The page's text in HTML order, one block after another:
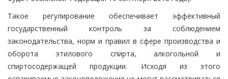
Такое регулирование обеспечивает эффективный
государственный контроль за соблюдением
законодательства, норм и правил в сфере производства и
оборота этилового спирта, алкогольной и
спиртосодержащей продукции. Исходя из этого